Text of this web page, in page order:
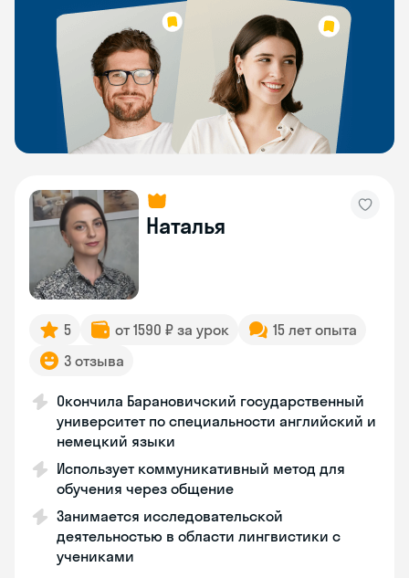
Наталья
5 от 1590 ₽ за урок
15 лет опыта
3 отзыва
Окончила Барановичский государственный
университет по специальности английский и
немецкий языки
Использует коммуникативный метод для
обучения через общение
Занимается исследовательской
деятельностью в области лингвистики с
учениками